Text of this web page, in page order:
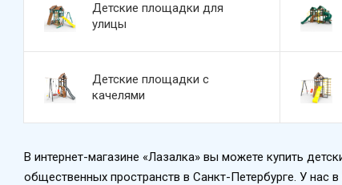
Детские площадки для
улицы
Детские площадки с
качелями
В интернет-магазине «Лазалка» вы можете купить
общественных пространств в Санкт-Петербурге. У нас